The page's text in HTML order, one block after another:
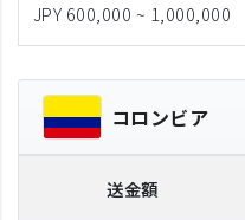
JPY 600,000 ~ 1,000,000
コロンビア
送金額